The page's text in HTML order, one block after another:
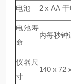
电池 2 x AA
电池寿
命
内每秒钟
仪器尺
寸
140 x 72